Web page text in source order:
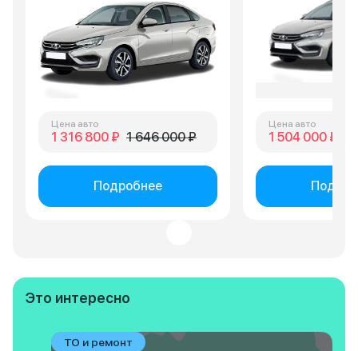
Цена авто
1 316 800 ₽ 1 646 000 ₽
Подробнее
Цена авто
1 504 000 ₽
Это интересно
ТО и ремонт